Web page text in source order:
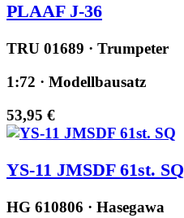
PLAAF J-36
TRU 01689 · Trumpeter
1:72 · Modellbausatz
53,95 €
YS-11 JMSDF 61st. SQ
HG 610806 · Hasegawa